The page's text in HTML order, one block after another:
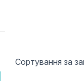
Сортування за